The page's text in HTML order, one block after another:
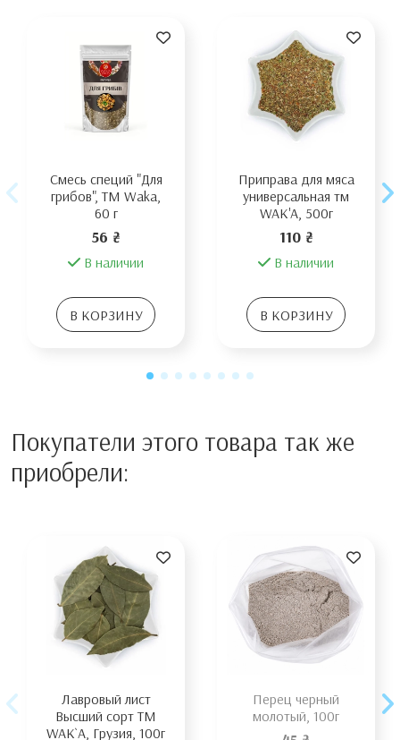
Смесь специй "Для
грибов", ТМ Waka,
60 г
56 ₴
В наличии
В КОРЗИНУ
Приправа для мяса
универсальная тм
WAK'A, 500г
110 ₴
В наличии
В КОРЗИНУ
Покупатели этого товара так же
приобрели:
Лавровый лист
Высший сорт TM
WAK`A, Грузия, 100г
Перец черный
молотый, 100г